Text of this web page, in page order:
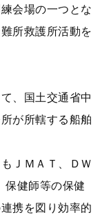
会場の一つとな
所救護所活動を
、国土交通省中
が所轄する船舶
ＪＭＡＴ、ＤＷ
保健師等の保健
携を図り効率的